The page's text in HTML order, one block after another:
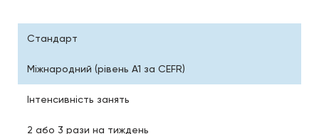
Стандарт
Міжнародний (рівень A1 за CEFR)
Інтенсивність занять
2 або 3 рази на тиждень